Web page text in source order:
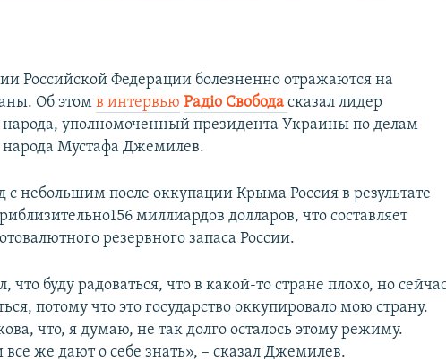
Российской Федерации болезненно отражаются на
Об этомв интервью Радiо Свободасказал лидер
народа, уполномоченный президента Украины по делам
народа Мустафа Джемилев.
с небольшим после оккупации Крыма Россия в результате
миллиардов долларов, что составляет
резервного запаса России.
что буду радоваться, что в какой-то стране плохо, но
потому что это государство оккупировало мою страну.
что, я думаю, не так долго осталось этому режиму.
же дают о себе знать», – сказал Джемилев.